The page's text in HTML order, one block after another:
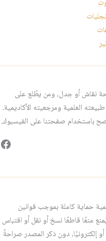
نقاش أو جدل، ومن يطّلع على
العلمية ومرجعيته الأكاديمية.
باستخدام صفحتنا على الفيسبوك.
حماية كاملة بموجب قوانين
منعًا قاطعًا نسخ أو نقل أو اقتباس
أو إلكترونيًا، دون ذكر المصدر صراحةً